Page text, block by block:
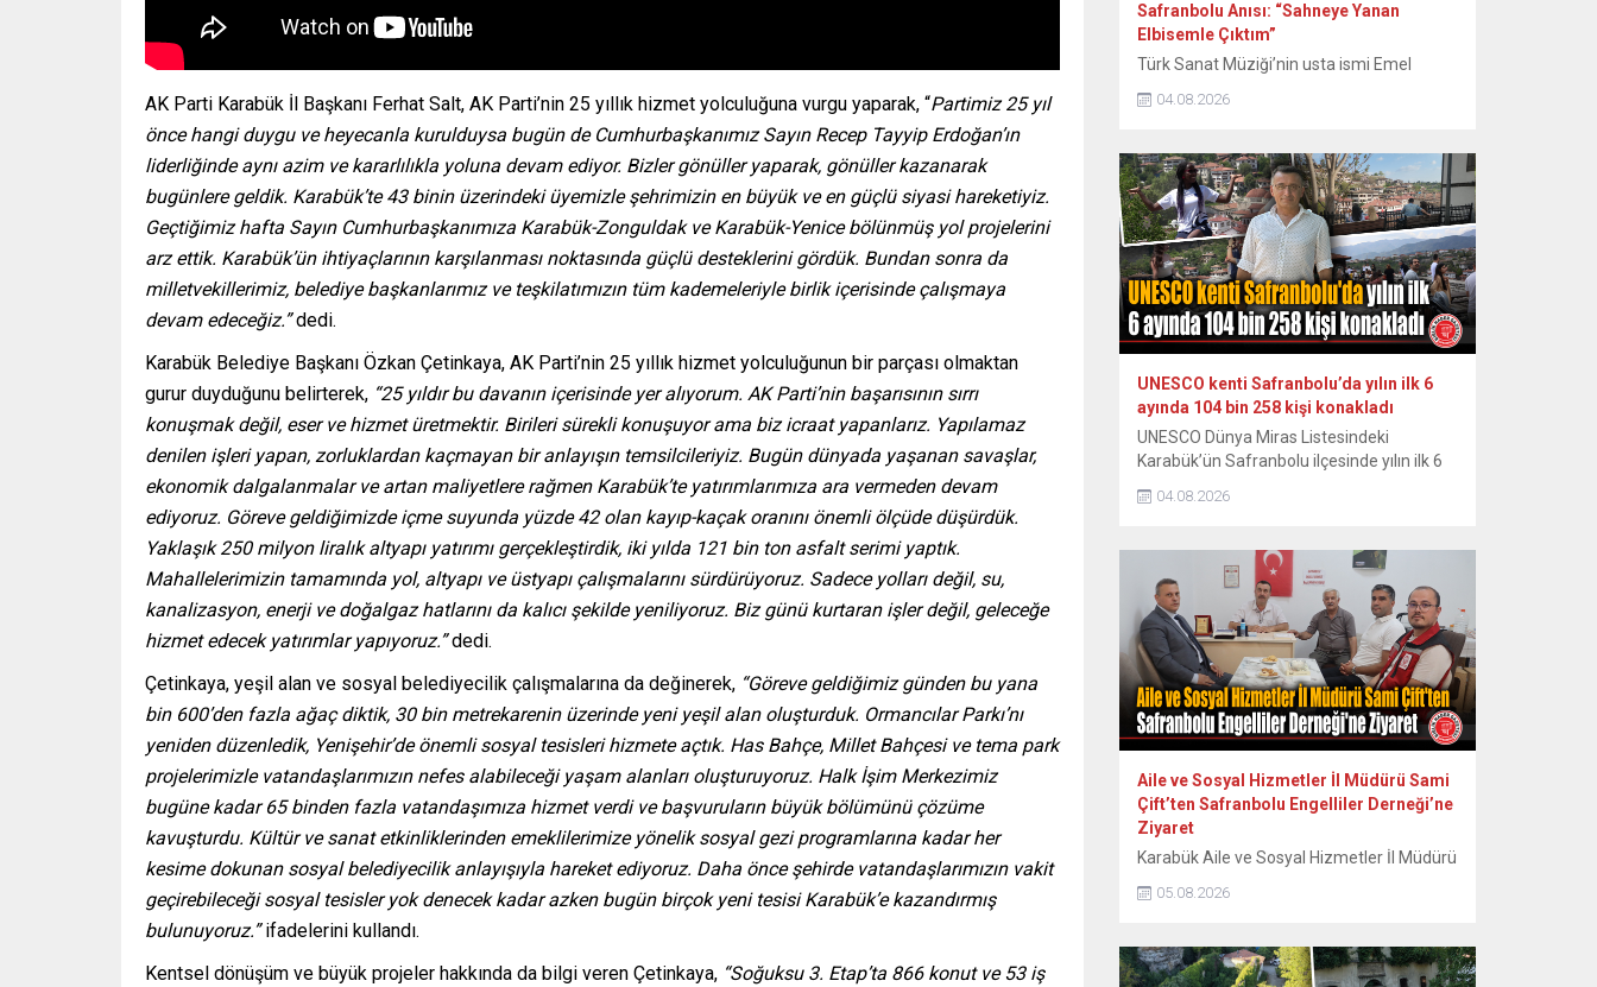
AK Parti Karabük İl Başkanı Ferhat Salt, AK Parti’nin 25 yıllık hizmet yolculuğuna vurgu yaparak, “Partimiz 25 yıl
önce hangi duygu ve heyecanla kurulduysa bugün de Cumhurbaşkanımız Sayın Recep Tayyip Erdoğan’ın
liderliğinde aynı azim ve kararlılıkla yoluna devam ediyor. Bizler gönüller yaparak, gönüller kazanarak
bugünlere geldik. Karabük’te 43 binin üzerindeki üyemizle şehrimizin en büyük ve en güçlü siyasi hareketiyiz.
Geçtiğimiz hafta Sayın Cumhurbaşkanımıza Karabük-Zonguldak ve Karabük-Yenice bölünmüş yol projelerini
arz ettik. Karabük’ün ihtiyaçlarının karşılanması noktasında güçlü desteklerini gördük. Bundan sonra da
milletvekillerimiz, belediye başkanlarımız ve teşkilatımızın tüm kademeleriyle birlik içerisinde çalışmaya
devam edeceğiz.”dedi.
Karabük Belediye Başkanı Özkan Çetinkaya, AK Parti’nin 25 yıllık hizmet yolculuğunun bir parçası olmaktan
gurur duyduğunu belirterek, “25 yıldır bu davanın içerisinde yer alıyorum. AK Parti’nin başarısının sırrı
konuşmak değil, eser ve hizmet üretmektir. Birileri sürekli konuşuyor ama biz icraat yapanlarız. Yapılamaz
denilen işleri yapan, zorluklardan kaçmayan bir anlayışın temsilcileriyiz. Bugün dünyada yaşanan savaşlar,
ekonomik dalgalanmalar ve artan maliyetlere rağmen Karabük’te yatırımlarımıza ara vermeden devam
ediyoruz. Göreve geldiğimizde içme suyunda yüzde 42 olan kayıp-kaçak oranını önemli ölçüde düşürdük.
Yaklaşık 250 milyon liralık altyapı yatırımı gerçekleştirdik, iki yılda 121 bin ton asfalt serimi yaptık.
Mahallelerimizin tamamında yol, altyapı ve üstyapı çalışmalarını sürdürüyoruz. Sadece yolları değil, su,
kanalizasyon, enerji ve doğalgaz hatlarını da kalıcı şekilde yeniliyoruz. Biz günü kurtaran işler değil, geleceğe
hizmet edecek yatırımlar yapıyoruz.”dedi.
Çetinkaya, yeşil alan ve sosyal belediyecilik çalışmalarına da değinerek, “Göreve geldiğimiz günden bu yana
bin 600’den fazla ağaç diktik, 30 bin metrekarenin üzerinde yeni yeşil alan oluşturduk. Ormancılar Parkı’nı
yeniden düzenledik, Yenişehir’de önemli sosyal tesisleri hizmete açtık. Has Bahçe, Millet Bahçesi ve tema park
projelerimizle vatandaşlarımızın nefes alabileceği yaşam alanları oluşturuyoruz. Halk İşim Merkezimiz
bugüne kadar 65 binden fazla vatandaşımıza hizmet verdi ve başvuruların büyük bölümünü çözüme
kavuşturdu. Kültür ve sanat etkinliklerinden emeklilerimize yönelik sosyal gezi programlarına kadar her
kesime dokunan sosyal belediyecilik anlayışıyla hareket ediyoruz. Daha önce şehirde vatandaşlarımızın vakit
geçirebileceği sosyal tesisler yok denecek kadar azken bugün birçok yeni tesisi Karabük’e kazandırmış
bulunuyoruz.”ifadelerini kullandı.
Kentsel dönüşüm ve büyük projeler hakkında da bilgi veren Çetinkaya, “Soğuksu 3. Etap’ta 866 konut ve 53 iş
Safranbolu Anısı: “Sahneye Yanan
Elbisemle Çıktım”
Türk Sanat Müziği’nin usta ismi Emel
verdiği konserde sahne kostümünün
zor anları ve sonrasındaki renkli diyalogları
yıllar sonra paylaştı. Dönemin Safranbolu
Belediye Başkanı Mustafa Eren’in davetiyle
konser vermek üzere Safranbolu’ya gelen
ünlü sanatçı Emel Sayın, konakladığı tarihi
konakta sahne hazırlığı yaparken...
04.08.2026
UNESCO kenti Safranbolu’da yılın ilk 6
ayında 104 bin 258 kişi konakladı
UNESCO Dünya Miras Listesindeki
Karabük’ün Safranbolu ilçesinde yılın ilk 6
yüzde 7,1 artış yaşanırken, yabancı turist
Osmanlı döneminden kalma han, hamam,
cami, çeşme, köprü ve geleneksel
konaklarıyla her yıl yüz binlerce ziyaretçiyi
ağırlayan tarihi ilçede yılın ilk yarısındaki
verilere...
04.08.2026
Aile ve Sosyal Hizmetler İl Müdürü Sami
Çift’ten Safranbolu Engelliler Derneği’ne
Ziyaret
Karabük Aile ve Sosyal Hizmetler İl Müdürü
Safranbolu Engelliler Derneği’ni ziyaret
ihtiyaçlarını dinledi. Karabük Aile ve Sosyal
Hizmetler İl Müdürlüğü görevine atanan İl
05.08.2026